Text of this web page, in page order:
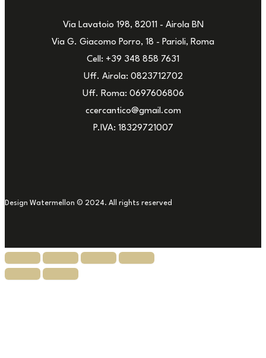
Via Lavatoio 198, 82011 - Airola BN
Via G. Giacomo Porro, 18 - Parioli, Roma
Cell: +39 348 858 7631
Uff. Airola: 0823712702
Uff. Roma: 0697606806
ccercantico@gmail.com
P.IVA: 18329721007
Design Watermellon © 2024. All rights reserved